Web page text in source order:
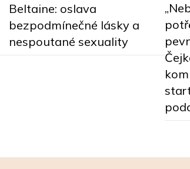
Beltaine: oslava
bezpodmínečné lásky a
nespoutané sexuality